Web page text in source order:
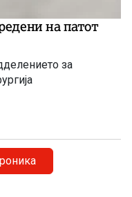
на патот
за